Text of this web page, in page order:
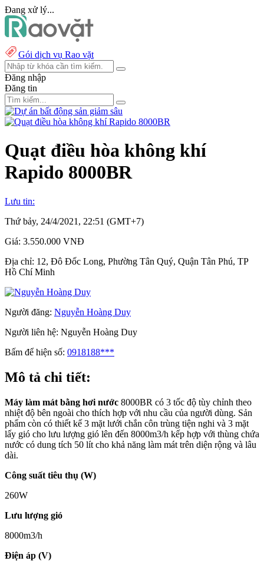
Đang xử lý...
Gói dịch vụ Rao vặt
Đăng nhập
Đăng tin
Quạt điều hòa không khí
Rapido 8000BR
Lưu tin:
Thứ bảy, 24/4/2021, 22:51 (GMT+7)
Giá: 3.550.000 VNĐ
Địa chỉ: 12, Đô Đốc Long, Phường Tân Quý, Quận Tân Phú, TP
Hồ Chí Minh
Người đăng: Nguyễn Hoàng Duy
Người liên hệ: Nguyễn Hoàng Duy
Bấm để hiện số: 0918188***
Mô tả chi tiết:
Máy làm mát bằng hơi nước 8000BR có 3 tốc độ tùy chỉnh theo
nhiệt độ bên ngoài cho thích hợp với nhu cầu của người dùng. Sản
phẩm còn có thiết kế 3 mặt lưới chắn côn trùng tiện nghi và 3 mặt
lấy gió cho lưu lượng gió lên đến 8000m3/h kếp hợp với thùng chứa
nước có dung tích 50 lít cho khả năng làm mát trên diện rộng và lâu
dài.
Công suất tiêu thụ (W)
260W
Lưu lượng gió
8000m3/h
Điện áp (V)